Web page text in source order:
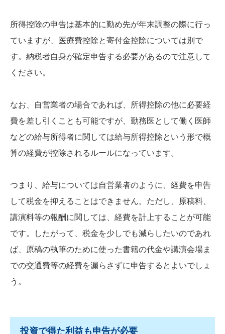
所得控除の申告は基本的に勤め先が年末調整の際に行っ
ていますが、医療費控除と寄付金控除については別で
す。納税者自身が確定申告する必要があるので注意して
ください。
なお、自営業者の場合であれば、所得控除の他に必要経
費を差し引くことも可能ですが、勤務医として働く医師
などの給与所得者に関しては給与所得控除という形で概
算の経費が控除されるルールになっています。
つまり、給与については自営業者のように、経費を申告
して税金を抑えることはできません。ただし、原稿料、
講演料等の報酬に関しては、経費を計上することが可能
です。したがって、税金を少しでも減らしたいのであれ
ば、原稿の執筆のために使った書籍の代金や講演会場ま
での交通費等の経費を漏らさずに申告するとよいでしょ
う。
投資で得た利益も申告が必要